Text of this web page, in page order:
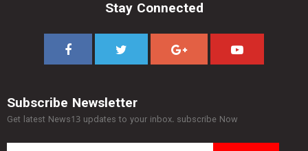
Stay Connected
Subscribe Newsletter
Get latest News13 updates to your inbox. subscribe Now